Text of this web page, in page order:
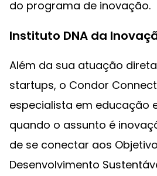
do programa de inovação.
Instituto DNA da
Além da sua atuação
startups, o Condor
especialista em educação
quando o assunto é
de se conectar aos
Desenvolvimento